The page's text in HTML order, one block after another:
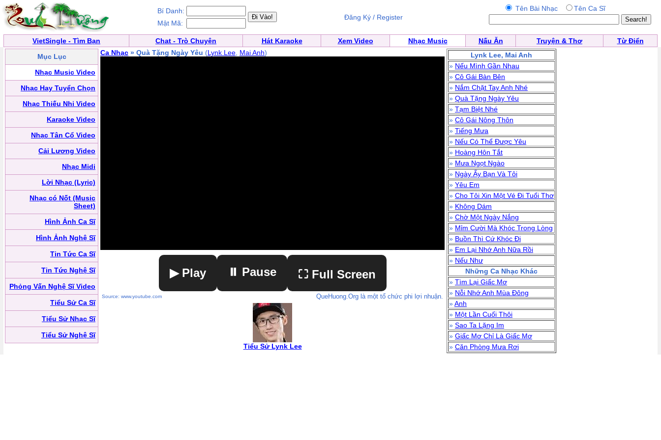
Bí Danh:
Mật Mã:
Đăng Ký / Register
Tên Bài Nhạc Tên Ca Sĩ
VietSingle - Tìm Bạn Chat - Trò Chuyện Hát Karaoke Xem Video Nhạc Music Nấu Ăn Truyện & Thơ
Từ Điển
Mục Lục
Nhạc Music Video
Nhạc Hay Tuyển Chọn
Nhạc Thiếu Nhi Video
Karaoke Video
Nhạc Tân Cổ Video
Cải Lương Video
Nhạc Midi
Lời Nhạc (Lyric)
Nhạc có Nốt (Music
Sheet)
Hình Ảnh Ca Sĩ
Hình Ảnh Nghệ Sĩ
Tin Tức Ca Sĩ
Tin Tức Nghệ Sĩ
Phỏng Vấn Nghệ Sĩ Video
Tiểu Sử Ca Sĩ
Tiểu Sử Nhạc Sĩ
Tiểu Sử Nghệ Sĩ
Ca Nhạc » Quà Tặng Ngày Yêu (Lynk Lee Mai Anh)
▶ Play
▶ Play ⏸ Pause ⛶ Full Screen
Source: www.youtube.com QueHuong.Org là một tổ chức phi lợi nhuận.
Tiểu Sử Lynk Lee
Lynk Lee, Mai Anh
» Nếu Mình Gần Nhau
» Cô Gái Bàn Bên
» Nắm Chặt Tay Anh Nhé
» Quà Tặng Ngày Yêu
» Tạm Biệt Nhé
» Cô Gái Nông Thôn
» Tiếng Mưa
» Nếu Có Thể Được Yêu
» Hoàng Hôn Tắt
» Mưa Ngọt Ngào
» Ngày Ấy Bạn Và Tôi
» Yêu Em
» Cho Tôi Xin Một Vé Đi Tuổi Thơ
» Không Dám
» Chờ Một Ngày Nắng
» Mỉm Cười Mà Khóc Trong Lòng
» Buồn Thì Cứ Khóc Đi
» Em Lại Nhớ Anh Nữa Rồi
» Nếu Như
Những Ca Nhạc Khác
» Tìm Lại Giấc Mơ
» Nỗi Nhớ Anh Mùa Đông
»Anh
» Một Lần Cuối Thôi
» Sao Ta Lặng Im
» Giấc Mơ Chỉ Là Giấc Mơ
» Căn Phòng Mưa Rơi